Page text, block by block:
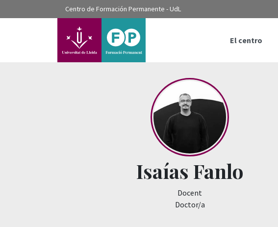
???label.access.jump.content???
???label.access.jump.header???
???label.access.jump.footer???
???label.access.jump.menu???
Centro de Formación Permanente - UdL
El centro
Isaías Fanlo
Docent
Doctor/a